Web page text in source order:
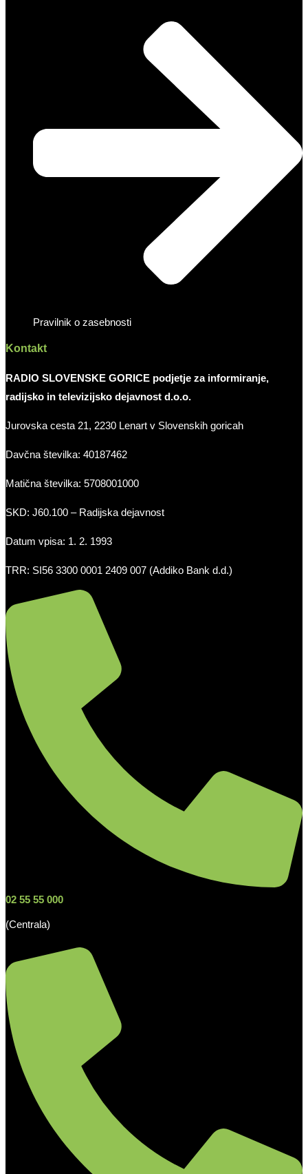
Pravilnik o zasebnosti
Kontakt
RADIO SLOVENSKE GORICE podjetje za informiranje,
radijsko in televizijsko dejavnost d.o.o.
Jurovska cesta 21, 2230 Lenart v Slovenskih goricah
Davčna številka: 40187462
Matična številka: 5708001000
SKD: J60.100 – Radijska dejavnost
Datum vpisa: 1. 2. 1993
TRR: SI56 3300 0001 2409 007 (Addiko Bank d.d.)
02 55 55 000
(Centrala)